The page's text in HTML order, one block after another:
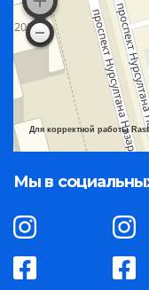
Для корректной работы
Мы в